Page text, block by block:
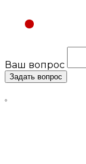
Ваш вопрос
Задать вопрос